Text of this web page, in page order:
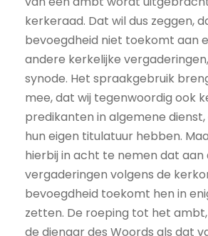
kerkeraad. Dat wil dus zeggen,
bevoegdheid niet toekomt aan
andere kerkelijke
synode. Het spraakgebruik
mee, dat wij tegenwoordig ook
predikanten in algemene
hun eigen titulatuur hebben.
hierbij in acht te nemen dat
vergaderingen volgens de
bevoegdheid toekomt hen in
zetten. De roeping tot het
de dienaar des Woords als dat